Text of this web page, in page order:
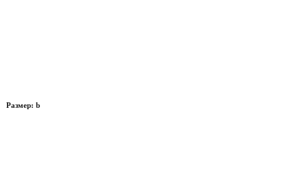
Размер: b